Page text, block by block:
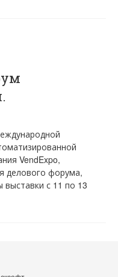
VendExpo,
делового форума,
с 11 по 13